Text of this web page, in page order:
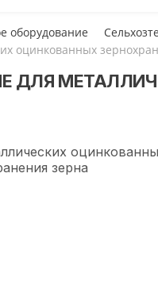
оборудование
оцинкованных
ДЛЯ